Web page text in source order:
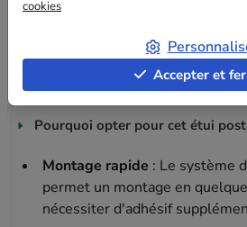
d'épaisseur, permettant de
d'expédition.
Pourquoi opter pour cet étui
Montage rapide : Le système
permet un montage en
nécessiter d'adhésif
cookies
Accepter et